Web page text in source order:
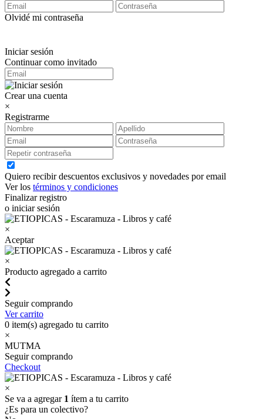
Olvidé mi contraseña
Iniciar sesión
Continuar como invitado
Crear una cuenta
×
Registrarme
Quiero recibir descuentos exclusivos y novedades por email
Ver los términos y condiciones
Finalizar registro
o iniciar sesión
×
Aceptar
×
Producto agregado a carrito
Seguir comprando
Ver carrito
0 item(s) agregado tu carrito
×
MUTMA
Seguir comprando
Checkout
×
Se va a agregar 1 ítem a tu carrito
¿Es para un colectivo?